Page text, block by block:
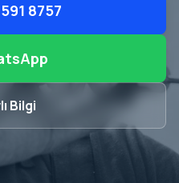
8757
Bilgi